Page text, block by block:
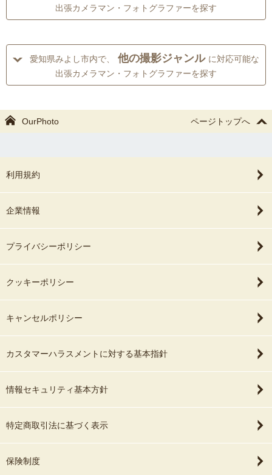
出張カメラマン・フォトグラファーを探す
愛知県みよし市内で、 他の撮影ジャンル に対応可能な
出張カメラマン・フォトグラファーを探す
OurPhoto ページトップへ
利用規約
企業情報
プライバシーポリシー
クッキーポリシー
キャンセルポリシー
カスタマーハラスメントに対する基本指針
情報セキュリティ基本方針
特定商取引法に基づく表示
保険制度